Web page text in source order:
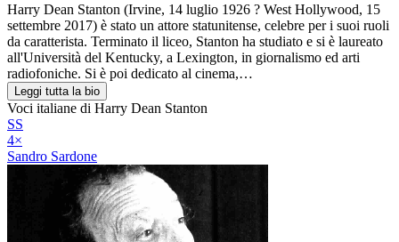
Harry Dean Stanton (Irvine, 14 luglio 1926 ? West Hollywood, 15
settembre 2017) è stato un attore statunitense, celebre per i suoi ruoli
da caratterista. Terminato il liceo, Stanton ha studiato e si è laureato
all'Università del Kentucky, a Lexington, in giornalismo ed arti
radiofoniche. Si è poi dedicato al cinema,…
Leggi tutta la bio
Voci italiane di Harry Dean Stanton
SS
4×
Sandro Sardone